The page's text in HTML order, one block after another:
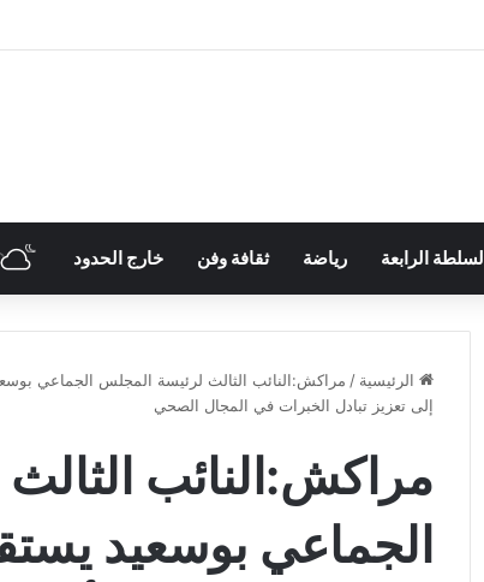
السلطة الرابعة رياضة ثقافة وفن خارج الحدود
الرئيسية / مراكش:النائب الثالث لرئيسة المجلس الجماعي
إلى تعزيز تبادل الخبرات في المجال الصحي
مراكش:النائب
الجماعي بوسعيد